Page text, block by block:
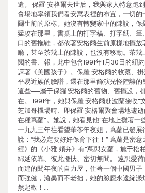
遺。 保羅·安格爾去世后，我與家人特意跑
會場地率領我們看安寓表裡的布置，一切的
爾生前的原樣。她沒有轉變家中的陳設，
猛攻在那里，書桌上的打字稿、打字紙、
口的舊拖鞋，都依著安格爾生前原樣地擺
廳，甚至茶幾上的陳設，也沒有移動。茶
閱的書、報，此中包含1991年1月30日的紐
譯著《美國孩子》。保羅·安格爾的收藏、
平易近族的臉譜，還在那里飾演光怪陸離的
這些──屬于保羅·安格爾的舊物、舊擺設，
在。 1991年，她與保羅·安格爾赴波蘭接收“
芝加哥機場時、即保羅·安格爾聚會場地遽
在種蔦蘿”。她說，她看見他“在地上攤著一
一九九三年往看望華苓年夜姐，蔦蘿已發
說：“我必定要好好保育下往！” 蔦蘿是密
經》的《小雅·頍弁》有“蔦與女蘿，施于松
綿延依靠、彼此攙扶、密切無間。 遠想愛
而建的閎年夜的自力屋，住著一個中國男
而強健，滄桑而不老拙，她的臉龐永遠綻
然起敬！…